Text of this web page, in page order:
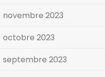
novembre 2023
octobre 2023
septembre 2023